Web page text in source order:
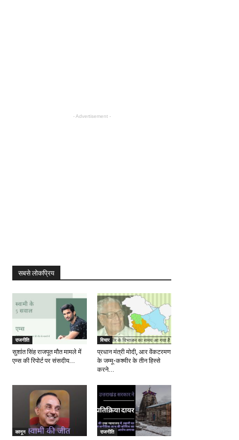
- Advertisement -
सबसे लोकप्रिय
राजनीति
सुशांत सिंह राजपूत मौत मामले में
एम्स की रिपोर्ट पर संसदीय...
विचार
प्रधान मंत्री मोदी, आर वेंकटरमण
के जम्मू-कश्मीर के तीन हिस्से
करने...
कानून राजनीति